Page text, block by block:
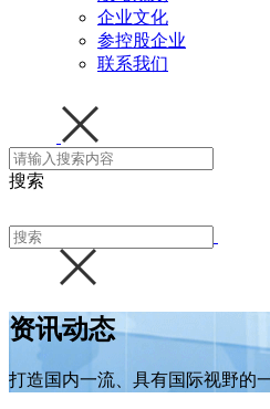
企业文化
参控股企业
联系我们
搜索
资讯动态
打造国内一流、具有国际视野的